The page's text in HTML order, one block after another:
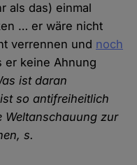
als das) einmal
… er wäre nicht
verrennen und noch
er keine Ahnung
ist daran
so antifreiheitlich
Weltanschauung zur
s.